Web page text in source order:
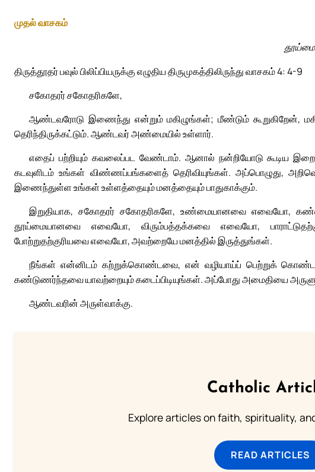
முதல் வாசகம்
திருத்தூதர் பவுல் பிலிப்பியருக்கு எழுதிய திருமுகத்திலிருந்து வாசகம் 4: 4-9
சகோதரர் சகோதரிகளே,
ஆண்டவரோடு இணைந்து என்றும் மகிழுங்கள்; மீண்டும் கூறுகிறேன்,
தெரிந்திருக்கட்டும். ஆண்டவர் அண்மையில் உள்ளார்.
எதைப் பற்றியும் கவலைப்பட வேண்டாம். ஆனால் நன்றியோடு கூடிய
கடவுளிடம் உங்கள் விண்ணப்பங்களைத் தெரிவியுங்கள். அப்பொழுது,
இணைந்துள்ள உங்கள் உள்ளத்தையும் மனத்தையும் பாதுகாக்கும்.
இறுதியாக, சகோதரர் சகோதரிகளே, உண்மையானவை எவையோ,
தூய்மையானவை எவையோ, விரும்பத்தக்கவை எவையோ,
போற்றுதற்குரியவை எவையோ, அவற்றையே மனத்தில் இருத்துங்கள்.
நீங்கள் என்னிடம் கற்றுக்கொண்டவை, என் வழியாய்ப் பெற்றுக்
கண்டுணர்ந்தவை யாவற்றையும் கடைப்பிடியுங்கள். அப்போது அமைதியை
ஆண்டவரின் அருள்வாக்கு.
Catholic
Explore articles on faith, spirituality,
READ ARTICLES